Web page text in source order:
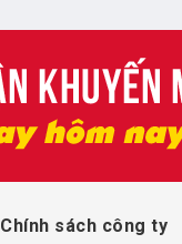
Chính sách công ty